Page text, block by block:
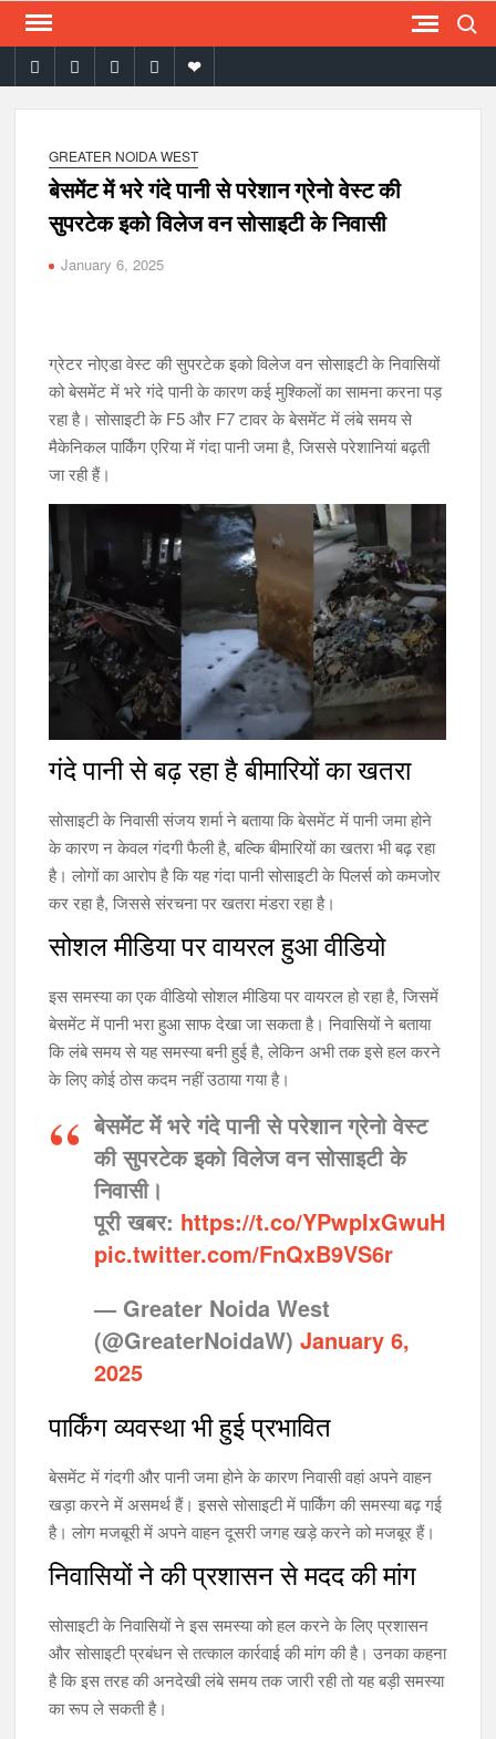
Skip
content facebooktwitter instagram
youtubeemail
GREATER NOIDA WEST
बेसमेंट में भरे गंदे पानी से परेशान ग्रेनो वेस्ट की
सुपरटेक इको विलेज वन सोसाइटी के निवासी
January 6, 2025
ग्रेटर नोएडा वेस्ट की सुपरटेक इको विलेज वन सोसाइटी के निवासियों
को बेसमेंट में भरे गंदे पानी के कारण कई मुश्किलों का सामना करना पड़
रहा है। सोसाइटी के F5 और F7 टावर के बेसमेंट में लंबे समय से
मैकेनिकल पार्किंग एरिया में गंदा पानी जमा है, जिससे परेशानियां बढ़ती
जा रही हैं।
गंदे पानी से बढ़ रहा है बीमारियों का खतरा
सोसाइटी के निवासी संजय शर्मा ने बताया कि बेसमेंट में पानी जमा होने
के कारण न केवल गंदगी फैली है, बल्कि बीमारियों का खतरा भी बढ़ रहा
है। लोगों का आरोप है कि यह गंदा पानी सोसाइटी के पिलर्स को कमजोर
कर रहा है, जिससे संरचना पर खतरा मंडरा रहा है।
सोशल मीडिया पर वायरल हुआ वीडियो
इस समस्या का एक वीडियो सोशल मीडिया पर वायरल हो रहा है, जिसमें
बेसमेंट में पानी भरा हुआ साफ देखा जा सकता है। निवासियों ने बताया
कि लंबे समय से यह समस्या बनी हुई है, लेकिन अभी तक इसे हल करने
के लिए कोई ठोस कदम नहीं उठाया गया है।
बेसमेंट में भरे गंदे पानी से परेशान ग्रेनो वेस्ट
की सुपरटेक इको विलेज वन सोसाइटी के
निवासी।
पूरी खबर: https://t.co/YPwpIxGwuH
pic.twitter.com/FnQxB9VS6r
— Greater Noida West
(@GreaterNoidaW)January 6,
2025
पार्किंग व्यवस्था भी हुई प्रभावित
बेसमेंट में गंदगी और पानी जमा होने के कारण निवासी वहां अपने वाहन
खड़ा करने में असमर्थ हैं। इससे सोसाइटी में पार्किंग की समस्या बढ़ गई
है। लोग मजबूरी में अपने वाहन दूसरी जगह खड़े करने को मजबूर हैं।
निवासियों ने की प्रशासन से मदद की मांग
सोसाइटी के निवासियों ने इस समस्या को हल करने के लिए प्रशासन
और सोसाइटी प्रबंधन से तत्काल कार्रवाई की मांग की है। उनका कहना
है कि इस तरह की अनदेखी लंबे समय तक जारी रही तो यह बड़ी समस्या
का रूप ले सकती है।